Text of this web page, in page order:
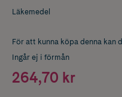
Läkemedel
För att kunna köpa denna kan
Ingår ej i förmån
264,70 kr